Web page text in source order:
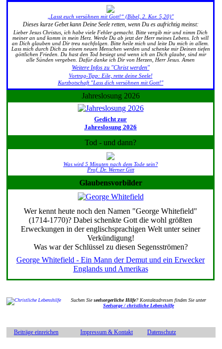
„Lasst euch versöhnen mit Gott!“ (Bibel, 2. Kor. 5,20)"
Dieses kurze Gebet kann Deine Seele retten, wenn Du es aufrichtig meinst:
Lieber Jesus Christus, ich habe viele Fehler gemacht. Bitte vergib mir und nimm Dich
meiner an und komm in mein Herz. Werde Du ab jetzt der Herr meines Lebens. Ich will
an Dich glauben und Dir treu nachfolgen. Bitte heile mich und leite Du mich in allem.
Lass mich durch Dich zu einem neuen Menschen werden und schenke mir Deinen tiefen
göttlichen Frieden. Du hast den Tod besiegt und wenn ich an Dich glaube, sind mir
alle Sünden vergeben. Dafür danke ich Dir von Herzen, Herr Jesus. Amen
Weitere Infos zu "Christ werden"
Vortrag-Tipp: Eile, rette deine Seele!
Kurzbotschaft "Lass dich versöhnen mit Gott!"
Jahreslosung 2026
Gedicht zur
Jahreslosung 2026
Tod - und dann?
Was wird 5 Minuten nach dem Tode sein?
Prof. Dr. Werner Gitt
Glaubensvorbilder
Wer kennt heute noch den Namen "George Whitefield"
(1714-1770)? Dabei schenkte Gott die wohl größten
Erweckungen in der englischsprachigen Welt unter seiner
Verkündigung!
Was war der Schlüssel zu diesen Segensströmen?
George Whitefield - Ein Mann der Demut und ein Erwecker
Englands und Amerikas
Suchen Sieseelsorgerliche Hilfe? Kontaktadressen finden Sie unter
Seelsorge / christliche Lebenshilfe
Beiträge einreichen Impressum & Kontakt Datenschutz